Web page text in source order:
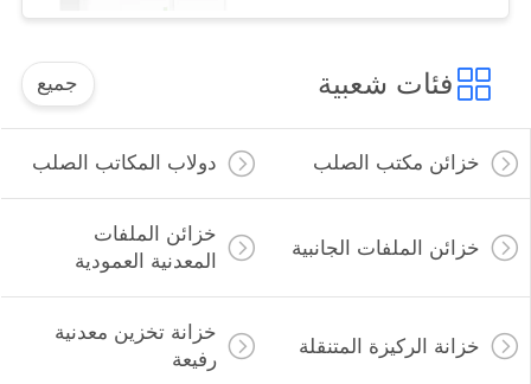
فئات شعبية جميع
خزائن مكتب الصلب دولاب المكاتب الصلب
خزائن الملفات الجانبية
خزائن الملفات
المعدنية العمودية
خزانة الركيزة المتنقلة
خزانة تخزين معدنية
رفيعة